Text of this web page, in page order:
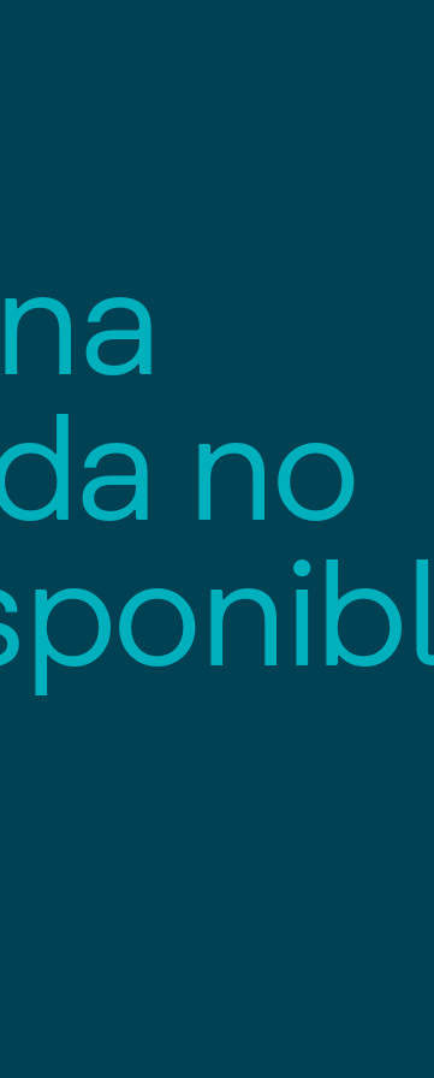
na
a no
ponib